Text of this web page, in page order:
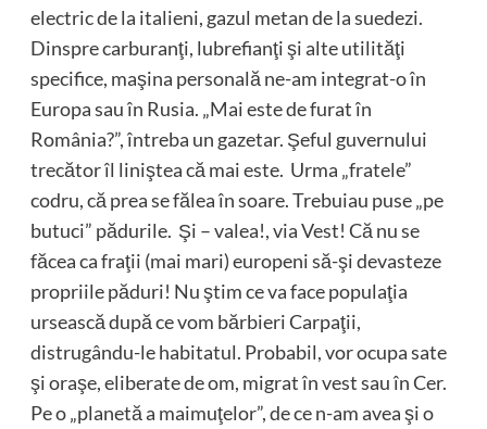
electric de la italieni, gazul metan de la suedezi.
Dinspre carburanţi, lubrefianţi şi alte utilităţi
specifice, maşina personală ne-am integrat-o în
Europa sau în Rusia. „Mai este de furat în
România?”, întreba un gazetar. Şeful guvernului
trecător îl liniştea că mai este. Urma „fratele”
codru, că prea se fălea în soare. Trebuiau puse „pe
butuci” pădurile. Şi – valea!, via Vest! Că nu se
făcea ca fraţii (mai mari) europeni să-şi devasteze
propriile păduri! Nu ştim ce va face populaţia
ursească după ce vom bărbieri Carpaţii,
distrugându-le habitatul. Probabil, vor ocupa sate
şi oraşe, eliberate de om, migrat în vest sau în Cer.
Pe o „planetă a maimuţelor”, de ce n-am avea şi o